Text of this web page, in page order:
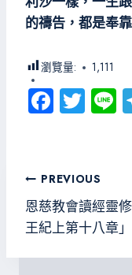
的禱告，都是奉
瀏覽量: 1,111
Fa
ce
o
ok
T
wi
er
文
章
導
覽
PREVIOUS
恩慈教會讀經靈
王紀上第十八章